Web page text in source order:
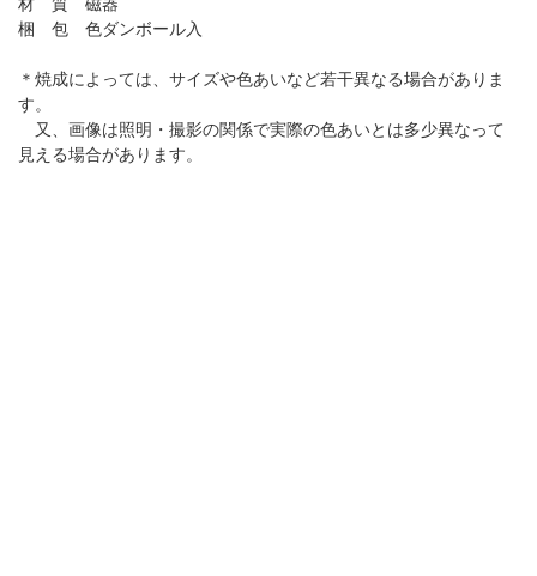
材 質 磁器
梱 包 色ダンボール入
＊焼成によっては、サイズや色あいなど若干異なる場合がありま
す。
又、画像は照明・撮影の関係で実際の色あいとは多少異なって
見える場合があります。